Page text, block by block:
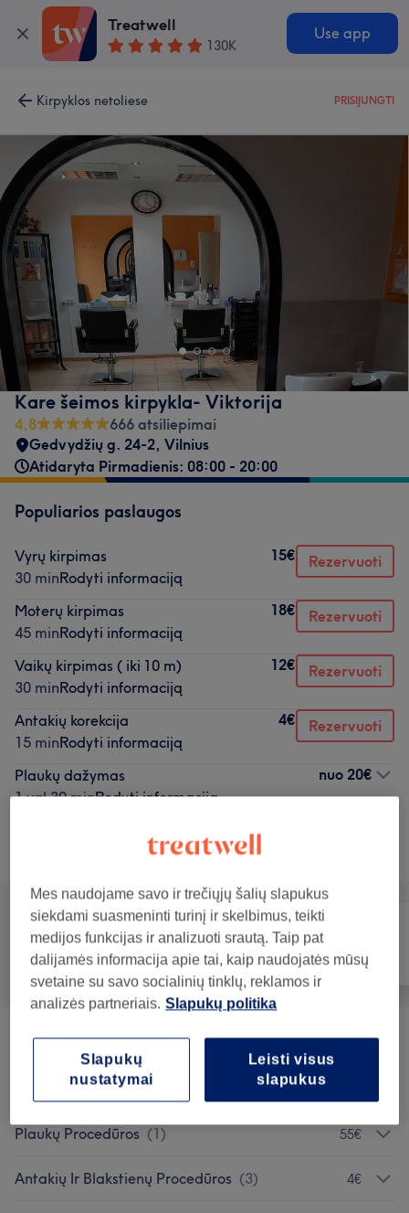
Treatwell
130K
Use app
Kirpyklos netoliese PRISIJUNGTI
Kare šeimos kirpykla- Viktorija
4,8
666 atsiliepimai
Gedvydžių g. 24-2, Vilnius
Atidaryta Pirmadienis: 08:00 - 20:00
Populiarios paslaugos
Vyrų kirpimas
30 minRodyti informaciją
15€ Rezervuoti
Moterų kirpimas
45 minRodyti informaciją
18€ Rezervuoti
Vaikų kirpimas ( iki 10 m)
30 minRodyti informaciją
12€ Rezervuoti
Antakių korekcija
15 minRodyti informaciją
4€ Rezervuoti
Plaukų dažymas
1 val 30 minRodyti informaciją
nuo 20€
Teikiamos paslaugos
Visos paslaugos Plaukai Veidas
Kirpimas Ir Sušukavimas (4
Plaukų Dažymas (2) nuo 20€
Plaukų Procedūros (1) 55€
Antakių Ir Blakstienų Procedūros (3) 4€
Mes naudojame savo ir trečiųjų šalių slapukus
siekdami suasmeninti turinį ir skelbimus, teikti
medijos funkcijas ir analizuoti srautą. Taip pat
dalijamės informacija apie tai, kaip naudojatės mūsų
svetaine su savo socialinių tinklų, reklamos ir
analizės partneriais. Slapukų politika
Leisti visus
slapukus
Slapukų
nustatymai